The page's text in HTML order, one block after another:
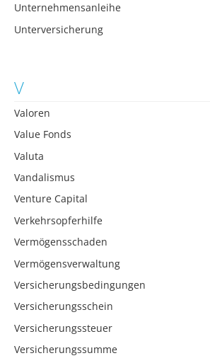
Unternehmensanleihe
Unterversicherung
V
Valoren
Value Fonds
Valuta
Vandalismus
Venture Capital
Verkehrsopferhilfe
Vermögensschaden
Vermögensverwaltung
Versicherungsbedingungen
Versicherungsschein
Versicherungssteuer
Versicherungssumme